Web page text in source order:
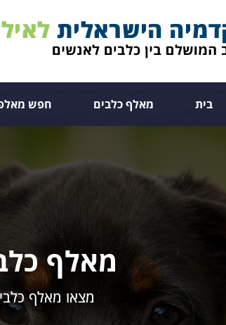
בית מאלף כלבים חפש
מאלף
מצאו מאלף